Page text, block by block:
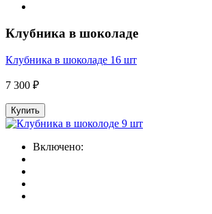
Клубника в шоколаде
Клубника в шоколаде 16 шт
7 300 ₽
Купить
Включено: